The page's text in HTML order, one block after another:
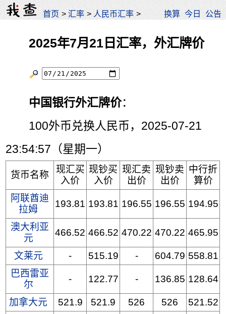
首页 >汇率 > 人民币汇率 > 换算 今日 公告
2025年7月21日汇率，外汇牌价
中国银行外汇牌价：
100外币兑换人民币，2025-07-21
23:54:57（星期一）
货币名称
现汇买
入价
现钞买
入价
现汇卖
出价
现钞卖
出价
中行折
算价
阿联酋迪
拉姆
193.81 193.81 196.55 196.55 194.95
澳大利亚
元
466.52 466.52 470.22 470.22 465.95
文莱元 - 515.19 - 604.79 558.81
巴西雷亚
尔
- 122.77 - 136.85 128.64
加拿大元 521.9 521.9 526 526
521.52